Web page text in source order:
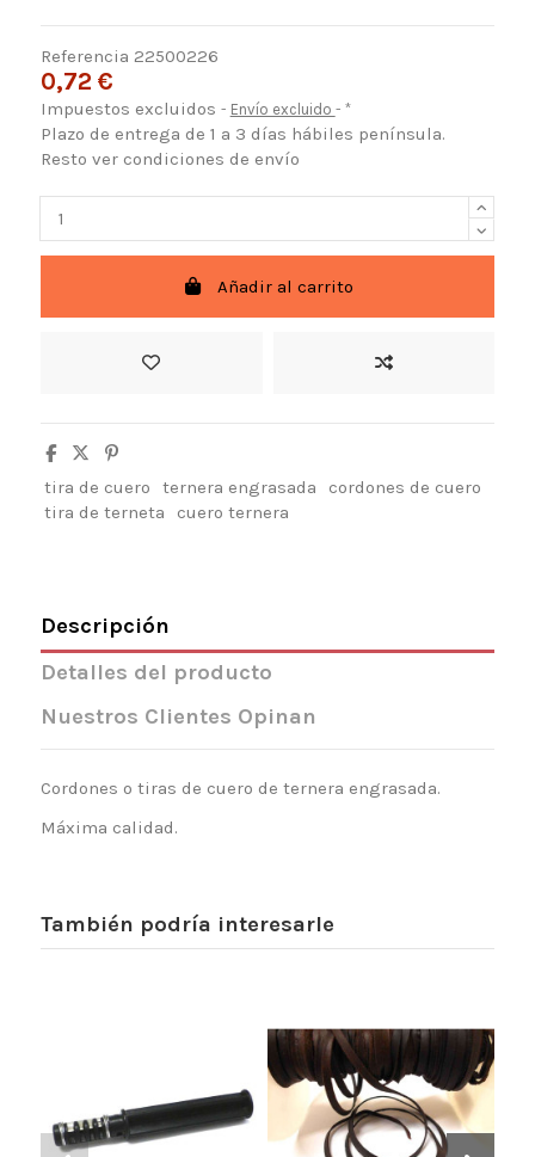
Referencia 22500226
0,72 €
Impuestos excluidos Envío excluido *
Plazo de entrega de 1 a 3 días hábiles península.
Resto ver condiciones de envío
Añadir al carrito
tira de cuero ternera engrasada
cordones de cuero
tira de terneta
cuero ternera
Descripción
Detalles del producto
Nuestros Clientes Opinan
Cordones o tiras de cuero de ternera engrasada.
Máxima calidad.
También podría interesarle